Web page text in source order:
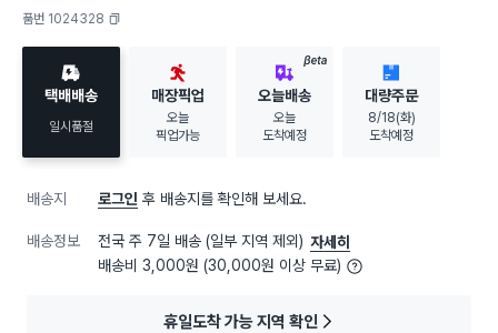
품번 1024328
택배배송
일시품절
매장픽업
오늘
픽업가능
BETA
오늘배송
오늘
도착예정
대량주문
8/18(화)
도착예정
배송지 로그인 후 배송지를 확인해 보세요.
배송정보 전국 주 7일 배송 (일부 지역 제외) 자세히
배송비 3,000원 (30,000원 이상 무료)
휴일도착 가능 지역 확인